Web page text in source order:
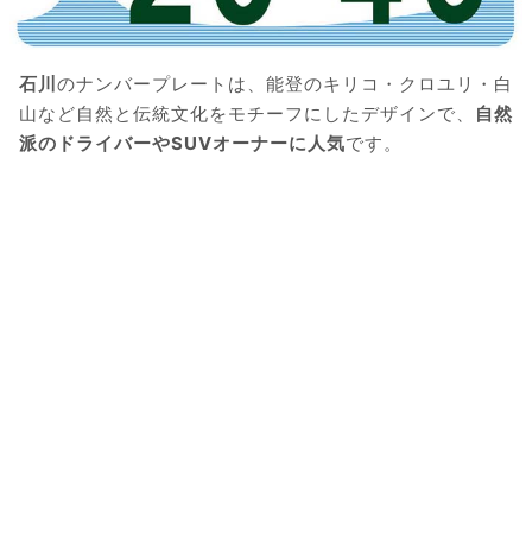
石川 のナンバープレートは、能登のキリコ・クロユリ・白
山など自然と伝統文化をモチーフにしたデザインで、
自然
派のドライバーやSUVオーナーに人気です。